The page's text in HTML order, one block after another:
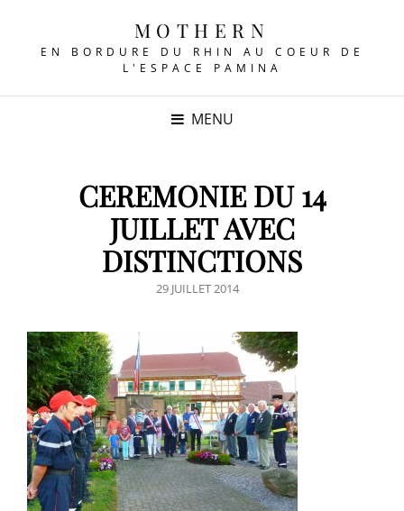
MOTHERN
EN BORDURE DU RHIN AU COEUR DE
L'ESPACE PAMINA
MENU
CEREMONIE DU 14
JUILLET AVEC
DISTINCTIONS
POSTED
29 JUILLET 2014